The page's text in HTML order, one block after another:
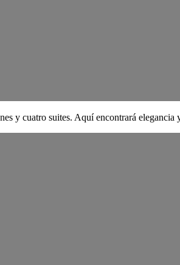
y cuatro suites. Aquí encontrará elegancia